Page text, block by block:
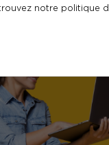
notre politique